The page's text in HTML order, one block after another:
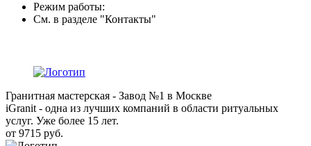
Режим работы:
См. в разделе "Контакты"
Гранитная мастерская - Завод №1 в Москве
iGranit - одна из лучших компаний в области ритуальных
услуг. Уже более 15 лет.
от 9715 руб.